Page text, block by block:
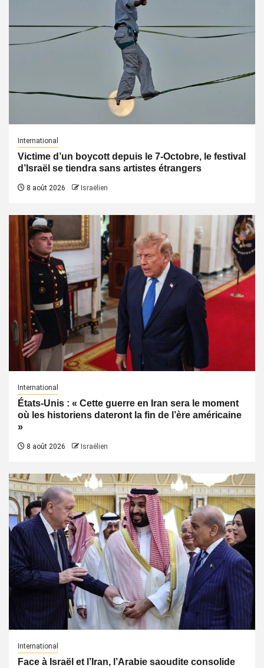
International
Victime d’un boycott depuis le 7-Octobre, le festival
d’Israël se tiendra sans artistes étrangers
8 août 2026 Israëlien
International
États-Unis : « Cette guerre en Iran sera le moment
où les historiens dateront la fin de l’ère américaine
»
8 août 2026 Israëlien
International
Face à Israël et l’Iran, l’Arabie saoudite consolide